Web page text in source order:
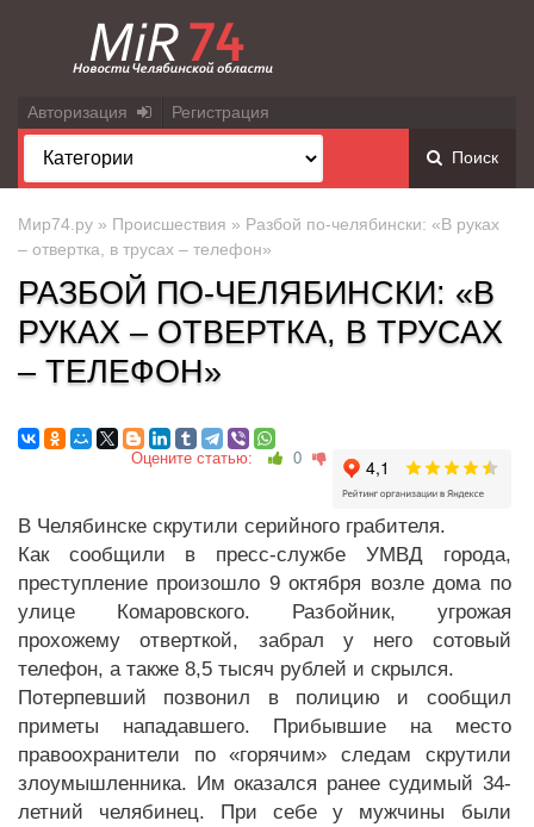
Авторизация Регистрация
Поиск
Мир74.ру » Происшествия » Разбой по-челябински: «В руках
– отвертка, в трусах – телефон»
РАЗБОЙ ПО-ЧЕЛЯБИНСКИ: «В
РУКАХ – ОТВЕРТКА, В ТРУСАХ
– ТЕЛЕФОН»
Оцените статью: 0
В Челябинске скрутили серийного грабителя.
Как сообщили в пресс-службе УМВД города,
преступление произошло 9 октября возле дома по
улице Комаровского. Разбойник, угрожая
прохожему отверткой, забрал у него сотовый
телефон, а также 8,5 тысяч рублей и скрылся.
Потерпевший позвонил в полицию и сообщил
приметы нападавшего. Прибывшие на место
правоохранители по «горячим» следам скрутили
злоумышленника. Им оказался ранее судимый 34-
летний челябинец. При себе у мужчины были